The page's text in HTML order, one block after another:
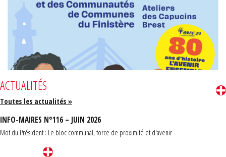
ACTUALITÉS
Toutes les actualités »
INFO-MAIRES N°116 – JUIN 2026
Mot du Président : Le bloc communal, force de proximité et d'avenir